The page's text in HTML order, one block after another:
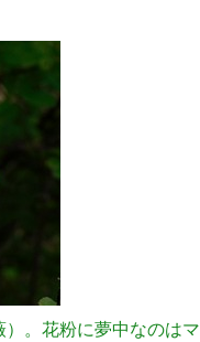
。花粉に夢中なのはマ